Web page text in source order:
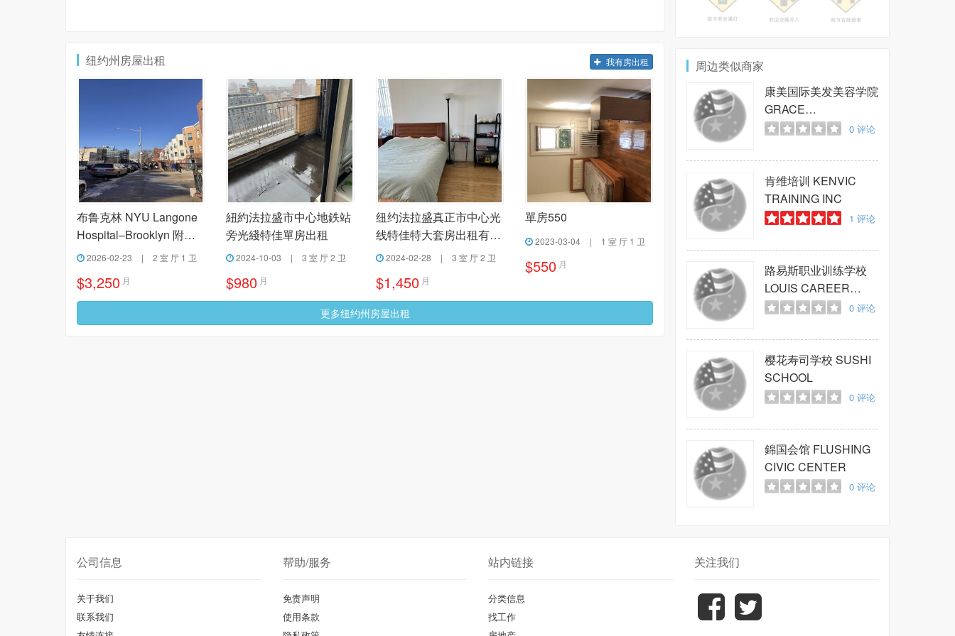
纽约州房屋出租 我有房出租
布鲁克林 NYU Langone
Hospital–Brooklyn 附近
两室一厅出租
2026-02-23 | 2 室 厅 1 卫
$3,250 月
紐約法拉盛市中心地鉄站
旁光綫特佳單房出租
2024-10-03 | 3 室 厅 2 卫
$980 月
纽约法拉盛真正市中心光
线特佳特大套房出租有电
梯2024-02-28 | 3 室 厅 2 卫
$1,450 月
單房550
2023-03-04 | 1 室 厅 1 卫
$550 月
更多纽约州房屋出租
周边类似商家
康美国际美发美容学院
GRACE
INTERNATIONAL
0 评论
肯维培训 KENVIC
TRAINING INC
1 评论
路易斯职业训练学校
LOUIS CAREER
DEVELOPMENT0 评论
樱花寿司学校 SUSHI
SCHOOL
0 评论
錦国会馆 FLUSHING
CIVIC CENTER
0 评论
公司信息
关于我们
联系我们
帮助/服务
免责声明
使用条款
站内链接
分类信息
找工作
关注我们